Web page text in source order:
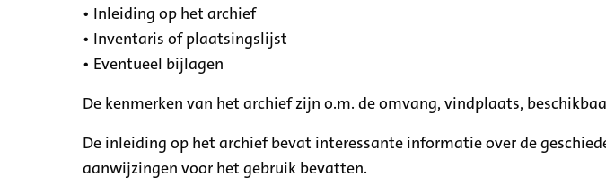
• Inleiding op het archief
• Inventaris of plaatsingslijst
• Eventueel bijlagen
De kenmerken van het archief zijn o.m. de omvang, vindplaats,
De inleiding op het archief bevat interessante informatie over de
aanwijzingen voor het gebruik bevatten.